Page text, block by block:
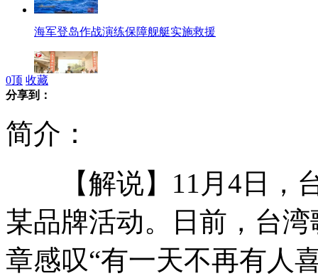
海军登岛作战演练保障舰艇实施救援
新闻链接:中国海军作战支援舰部队
中国海监船钓鱼岛领海向日方喊话
0顶 收藏
分享到：
简介：
【解说】11月4日，台
某品牌活动。日前，台
章感叹“有一天不再有人